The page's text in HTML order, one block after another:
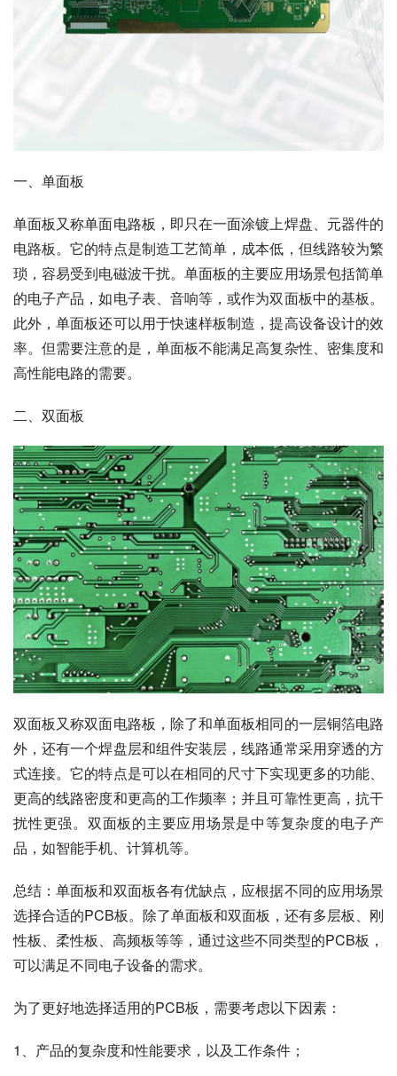
一、单面板
单面板又称单面电路板，即只在一面涂镀上焊盘、元器件的
电路板。它的特点是制造工艺简单，成本低，但线路较为繁
琐，容易受到电磁波干扰。单面板的主要应用场景包括简单
的电子产品，如电子表、音响等，或作为双面板中的基板。
此外，单面板还可以用于快速样板制造，提高设备设计的效
率。但需要注意的是，单面板不能满足高复杂性、密集度和
高性能电路的需要。
二、双面板
双面板又称双面电路板，除了和单面板相同的一层铜箔电路
外，还有一个焊盘层和组件安装层，线路通常采用穿透的方
式连接。它的特点是可以在相同的尺寸下实现更多的功能、
更高的线路密度和更高的工作频率；并且可靠性更高，抗干
扰性更强。双面板的主要应用场景是中等复杂度的电子产
品，如智能手机、计算机等。
总结：单面板和双面板各有优缺点，应根据不同的应用场景
选择合适的PCB板。除了单面板和双面板，还有多层板、刚
性板、柔性板、高频板等等，通过这些不同类型的PCB板，
可以满足不同电子设备的需求。
为了更好地选择适用的PCB板，需要考虑以下因素：
1、产品的复杂度和性能要求，以及工作条件；